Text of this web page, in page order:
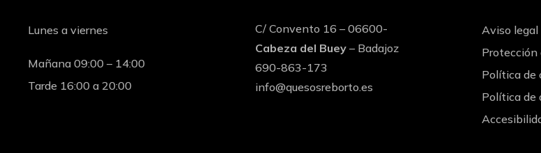
Lunes a viernes
Mañana 09:00 – 14:00
Tarde 16:00 a 20:00
C/ Convento 16 – 06600-
Cabeza del Buey– Badajoz
690-863-173
info@quesosreborto.es
Aviso legal
Protección
Política de
Política de